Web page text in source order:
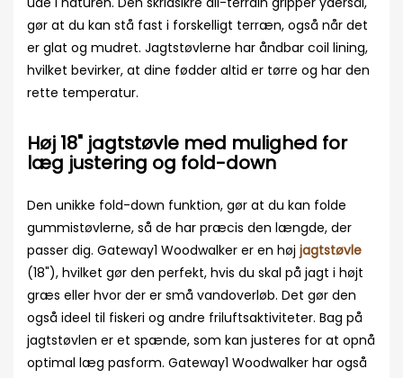
gør at du kan stå fast i forskelligt terræn, også når det
er glat og mudret. Jagtstøvlerne har åndbar coil lining,
hvilket bevirker, at dine fødder altid er tørre og har den
rette temperatur.
Høj 18" jagtstøvle med mulighed for
læg justering og fold-down
Den unikke fold-down funktion, gør at du kan folde
gummistøvlerne, så de har præcis den længde, der
passer dig. Gateway1 Woodwalker er en høj jagtstøvle
(18"), hvilket gør den perfekt, hvis du skal på jagt i højt
græs eller hvor der er små vandoverløb. Det gør den
også ideel til fiskeri og andre friluftsaktiviteter. Bag på
jagtstøvlen er et spænde, som kan justeres for at opnå
optimal læg pasform. Gateway1 Woodwalker har også